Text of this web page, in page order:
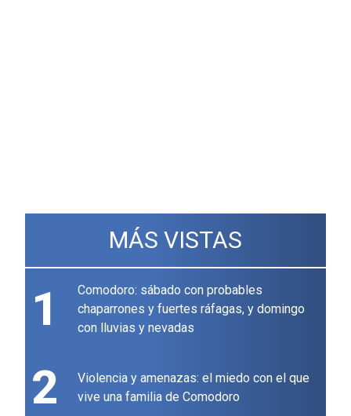
MÁS VISTAS
1
Comodoro: sábado con probables
chaparrones y fuertes ráfagas, y domingo
con lluvias y nevadas
2
Violencia y amenazas: el miedo con el que
vive una familia de Comodoro